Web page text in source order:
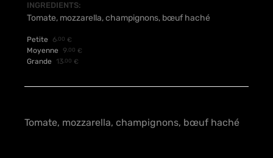
INGREDIENTS:
Tomate, mozzarella, champignons, bœuf haché
Petite 6,00 €
Moyenne 9,00 €
Grande 13 ,00 €
Tomate, mozzarella, champignons, bœuf haché